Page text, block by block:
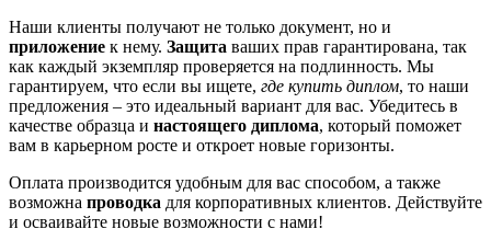
Наши клиенты получают не только документ, но и
приложение к нему. Защита ваших прав гарантирована, так
как каждый экземпляр проверяется на подлинность. Мы
гарантируем, что если вы ищете, где купить диплом, то наши
предложения – это идеальный вариант для вас. Убедитесь в
качестве образца и настоящего диплома, который поможет
вам в карьерном росте и откроет новые горизонты.
Оплата производится удобным для вас способом, а также
возможна проводка для корпоративных клиентов. Действуйте
и осваивайте новые возможности с нами!